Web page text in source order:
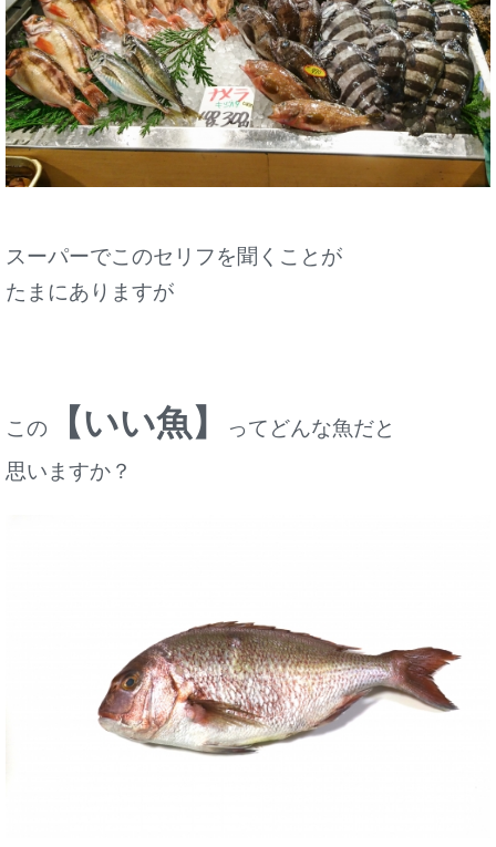
スーパーでこのセリフを聞くことが
たまにありますが
この 【いい魚】
ってどんな魚だと
思いますか？